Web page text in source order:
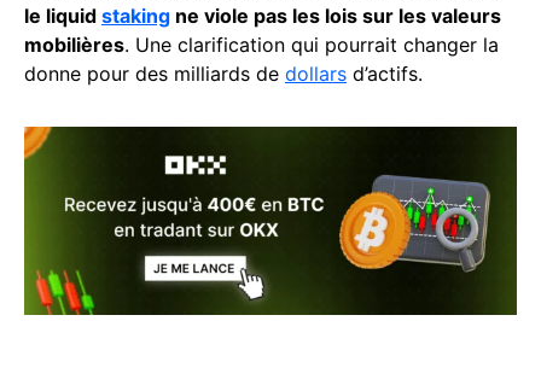
le liquid staking ne viole pas les lois sur les valeurs
mobilières. Une clarification qui pourrait changer la
donne pour des milliards de dollars d’actifs.